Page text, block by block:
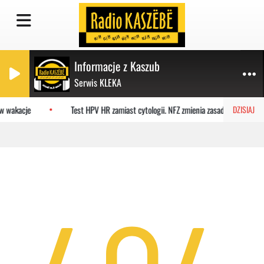
Informacje z Kaszub
Serwis KLEKA
DZISIAJ
wakacje Test HPV HR zamiast cytologii. NFZ zmienia zasady badań